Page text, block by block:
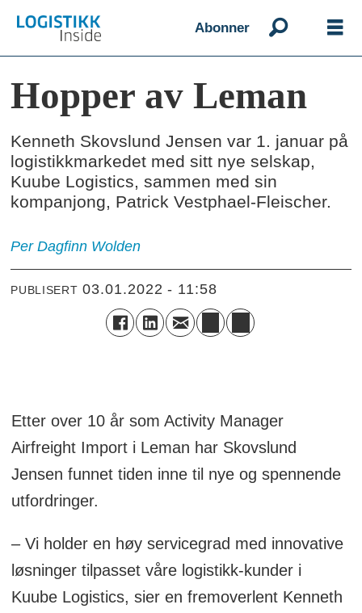
Abonner
Hopper av Leman
Kenneth Skovslund Jensen var 1. januar på
logistikkmarkedet med sitt nye selskap,
Kuube Logistics, sammen med sin
kompanjong, Patrick Vestphael-Fleischer.
Per Dagfinn Wolden
PUBLISERT 03.01.2022 - 11:58
Etter over 10 år som Activity Manager
Airfreight Import i Leman har Skovslund
Jensen funnet tiden inne til nye og spennende
utfordringer.
– Vi holder en høy servicegrad med innovative
løsninger tilpasset våre logistikk-kunder i
Kuube Logistics, sier en fremoverlent Kenneth